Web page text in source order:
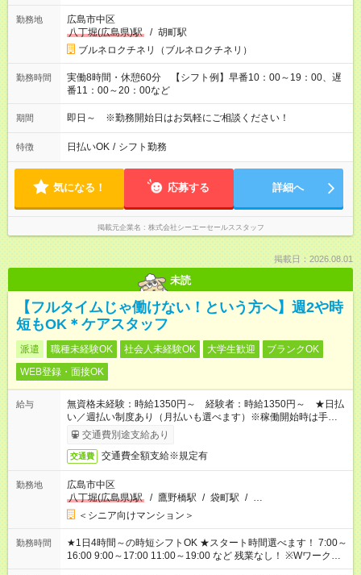
勤務地
広島市中区
八丁堀(広島県)駅
/ 胡町駅
ブルネロクチネリ（ブルネロクチネリ）
勤務時間
実働8時間・休憩60分 【シフト例】早番10：00～19：00、遅
番11：00～20：00など
期間 即日～ ※勤務開始日はお気軽にご相談ください！
特徴 日払いOK / シフト勤務
気になる！ 応募する 詳細へ
掲載元企業名 株式会社シーエーセールススタッフ
掲載日：2026.08.01
未読
【フルタイムじゃ働けない！という方へ】週2や時
短もOK＊ケアスタッフ
派遣 職種未経験OK 社会人未経験OK 大学生歓迎
ブランクOK
WEB登録・面接OK
給与
無資格未経験：時給1350円～ 経験者：時給1350円～ ★日払
い／週払い制度あり（月払いも選べます）※稼働開始時は手続き
完了次第のお支払いとなります。
交通費別途支給あり
交通費 交通費全額支給※規定有
勤務地
広島市中区
八丁堀(広島県)駅
/ 鷹野橋駅 / 袋町駅 / …
＜シニア向けマンション＞
勤務時間
★1日4時間～の時短シフトOK ★スタート時間選べます！ 7:00～
16:00 9:00～17:00 11:00～19:00 など 残業なし！ ※Wワークの
場合、他のお仕事と合わせ週40時間超の就業はご案内できませ